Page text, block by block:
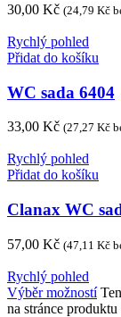
30,00 Kč (24,79 Kč
Rychlý pohled
Přidat do košíku
WC sada 6404
33,00 Kč (27,27 Kč
Rychlý pohled
Přidat do košíku
Clanax WC
57,00 Kč (47,11 Kč
Rychlý pohled
Výběr možností
na stránce produktu